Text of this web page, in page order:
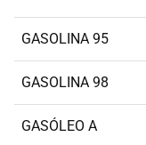
GASOLINA 95
GASOLINA 98
GASÓLEO A